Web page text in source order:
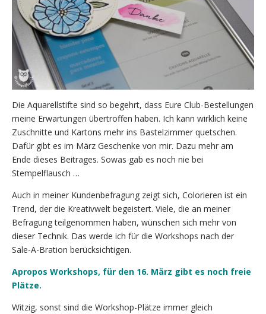
Die Aquarellstifte sind so begehrt, dass Eure Club-Bestellungen
meine Erwartungen übertroffen haben. Ich kann wirklich keine
Zuschnitte und Kartons mehr ins Bastelzimmer quetschen.
Dafür gibt es im März Geschenke von mir. Dazu mehr am
Ende dieses Beitrages. Sowas gab es noch nie bei
Stempelflausch …
Auch in meiner Kundenbefragung zeigt sich, Colorieren ist ein
Trend, der die Kreativwelt begeistert. Viele, die an meiner
Befragung teilgenommen haben, wünschen sich mehr von
dieser Technik. Das werde ich für die Workshops nach der
Sale-A-Bration berücksichtigen.
Apropos Workshops, für den 16. März gibt es noch freie
Plätze.
Witzig, sonst sind die Workshop-Plätze immer gleich